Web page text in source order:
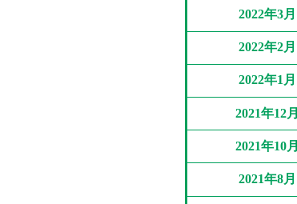
2022年3月
2022年2月
2022年1月
2021年12月
2021年10月
2021年8月